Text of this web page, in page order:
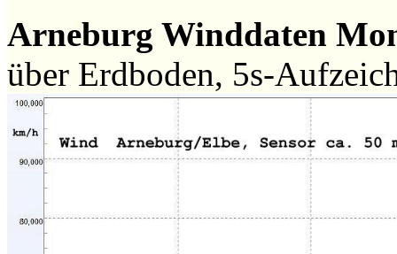
Arneburg Winddaten
über Erdboden, 5s-